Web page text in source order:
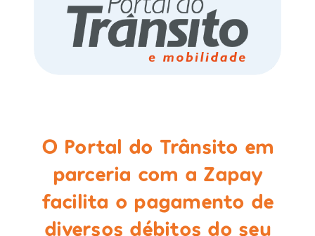
O Portal do Trânsito em
parceria com a Zapay
facilita o pagamento de
diversos débitos do seu